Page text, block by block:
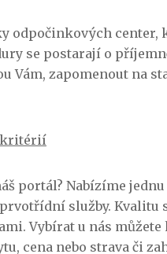
odpočinkových center,
se postarají o
Vám, zapomenout na
kritérií
portál? Nabízíme
služby. Kvalitu
Vybírat u nás
cena nebo strava či